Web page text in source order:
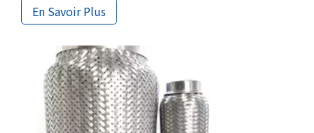
débit. Avec une doublure de verrouillage et un
matériau en acier inoxydable 304, ces tuyaux
flexibles conviennent à l'approvisionnement OEM,
aux projets de remplacement et aux achats en gros.
En Savoir Plus